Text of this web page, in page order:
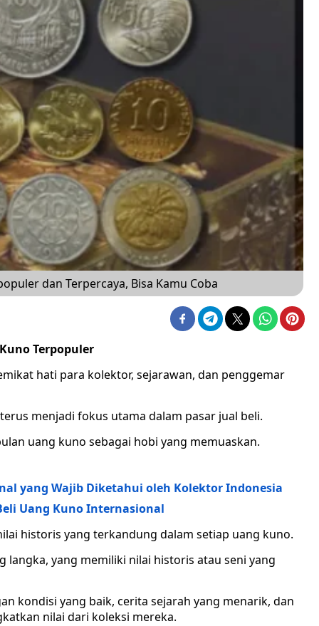
dan Terpercaya, Bisa Kamu Coba
Kuno Terpopuler
hati para kolektor, sejarawan, dan penggemar
menjadi fokus utama dalam pasar jual beli.
uang kuno sebagai hobi yang memuaskan.
yang Wajib Diketahui oleh Kolektor Indonesia
Uang Kuno Internasional
historis yang terkandung dalam setiap uang kuno.
yang memiliki nilai historis atau seni yang
kondisi yang baik, cerita sejarah yang menarik, dan
nilai dari koleksi mereka.